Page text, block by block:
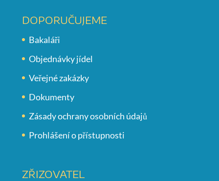
DOPORUČUJEME
Bakaláři
Objednávky jídel
Veřejné zakázky
Dokumenty
Zásady ochrany osobních údajů
Prohlášení o přístupnosti
ZŘIZOVATEL